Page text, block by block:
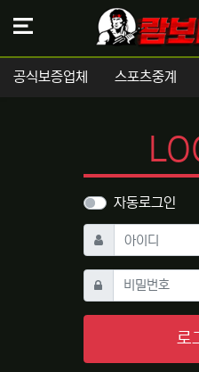
공식보증업체 스포츠중계
자동로그인
아이디 필수
비밀번호필수
로